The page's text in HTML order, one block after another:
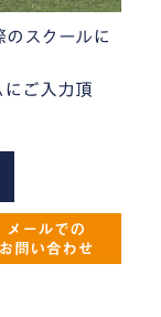
スクールに
にご入力頂